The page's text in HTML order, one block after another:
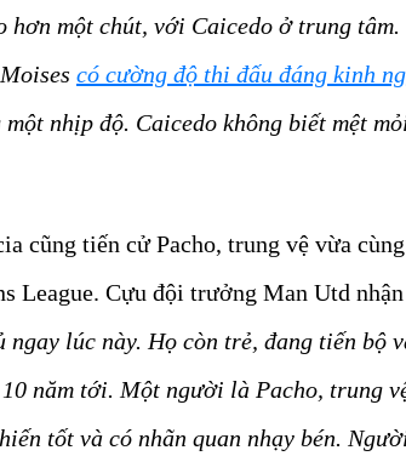
hơn một chút, với Caicedo ở trung
có cường độ thi đấu đáng kinh
nhịp độ. Caicedo không biết mệt
cũng tiến cử Pacho, trung vệ vừa
League. Cựu đội trưởng Man Utd
ngay lúc này. Họ còn trẻ, đang tiến bộ
năm tới. Một người là Pacho, trung
tốt và có nhãn quan nhạy bén.